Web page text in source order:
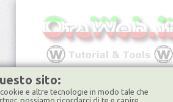
HOME FORUM
sito:
e altre tecnologie in modo tale che
possiamo ricordarci di te e capire